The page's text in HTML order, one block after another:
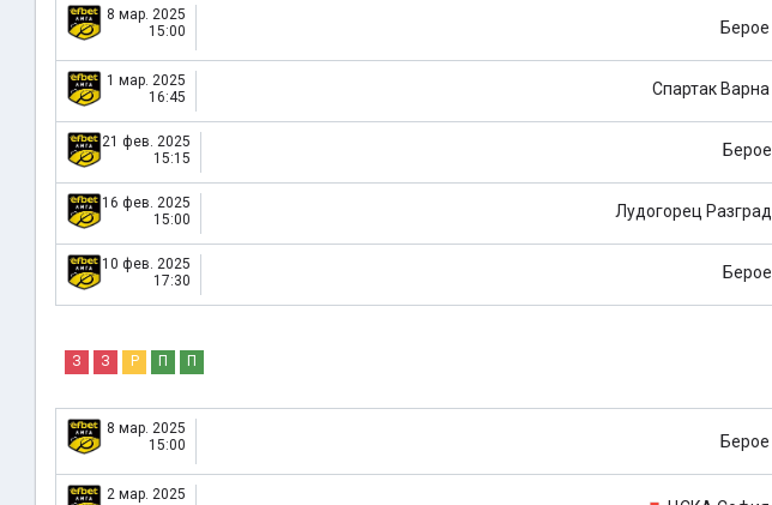
8 мар. 2025
15:00
Берое
1 мар. 2025
16:45
Спартак Варна
21 фев. 2025
15:15
Берое
16 фев. 2025
15:00
Лудогорец Разград
10 фев. 2025
17:30
Берое
З З Р П П
8 мар. 2025
15:00
Берое
2 мар. 2025